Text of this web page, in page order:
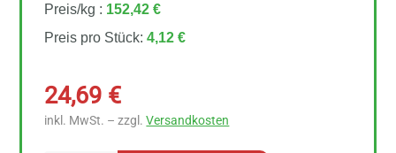
Preis/kg : 152,42 €
Preis pro Stück:4,12 €
24,69 €
inkl. MwSt. – zzgl.Versandkosten